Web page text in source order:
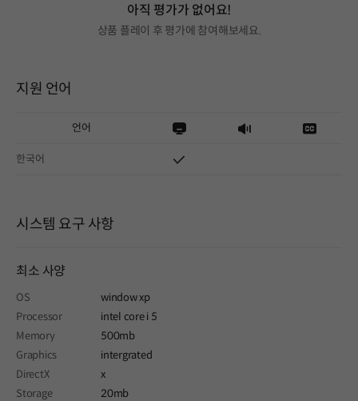
아직 평가가 없어요!
상품 플레이 후 평가에 참여해보세요.
지원 언어
언어
한국어
시스템 요구 사항
최소 사양
OS
window xp
Processor
intel core i 5
Memory
500mb
Graphics
intergrated
DirectX
x
Storage
20mb